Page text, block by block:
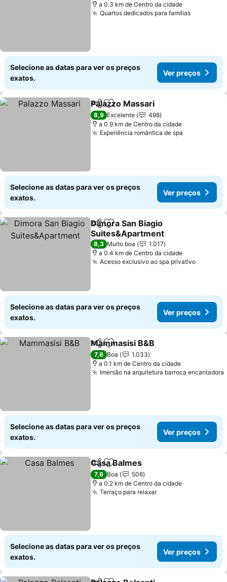
a 0.3 km de Centro da cidade
Quartos dedicados para famíliasVer
Selecione as datas para ver os preços
exatos.
Ver preços
PartilharAdicionar aos favoritos
Palazzo Massari
8,9 Excelente
498
a 0.9 km de Centro da cidade
Experiência romântica de spa
Selecione as datas para ver os preços
exatos.
Ver preços
PartilharAdicionar aos favoritos
Dimora San Biagio
Suites&Apartment
Ver preços
8,3 Muito boa
1.017
a 0.4 km de Centro da cidade
Acesso exclusivo ao spa privativoVer
Selecione as datas para ver os preços
exatos.
Ver preços
PartilharAdicionar aos favoritos
Mammasisi B&B
7,6 Boa
1.033
a 0.1 km de Centro da cidade
Imersão na arquitetura barroca encantadora
Selecione as datas para ver os preços
exatos.
Ver preços
PartilharAdicionar aos favoritos
Casa Balmes
7,6 Boa
506
a 0.2 km de Centro da cidade
Terraço para relaxarVer preços
Selecione as datas para ver os preços
exatos.
Ver preços